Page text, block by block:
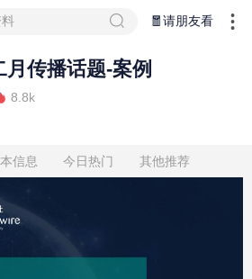
🧧请朋友看
月传播话题-案例
8.8k
信息 今日热门 其他推荐